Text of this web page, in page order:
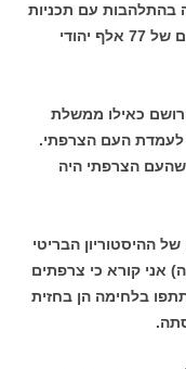
בהתלהבות עם תכניות
ההשמדה הנאציות וסייעה בפועל לרציחתם של 77 אלף יהודי
כאילו ממשלת
לעמדת העם הצרפתי.
הצרפתי היה
ההיסטוריון הבריטי
אני קורא כי צרפתים
בלחימה הן בחזית